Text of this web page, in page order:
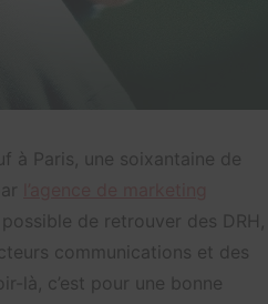
à Paris, une soixantaine de
de retrouver des DRH,
communications et des
là, c’est pour une bonne